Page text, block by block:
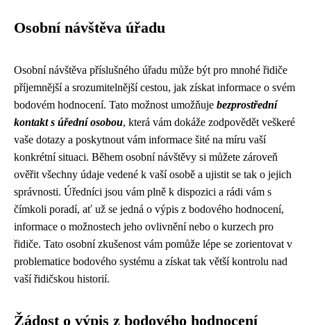
Osobní návštěva úřadu
Osobní návštěva příslušného úřadu může být pro mnohé řidiče
příjemnější a srozumitelnější cestou, jak získat informace o svém
bodovém hodnocení. Tato možnost umožňuje bezprostřední
kontakt s úřední osobou, která vám dokáže zodpovědět veškeré
vaše dotazy a poskytnout vám informace šité na míru vaší
konkrétní situaci. Během osobní návštěvy si můžete zároveň
ověřit všechny údaje vedené k vaší osobě a ujistit se tak o jejich
správnosti. Úředníci jsou vám plně k dispozici a rádi vám s
čímkoli poradí, ať už se jedná o výpis z bodového hodnocení,
informace o možnostech jeho ovlivnění nebo o kurzech pro
řidiče. Tato osobní zkušenost vám pomůže lépe se zorientovat v
problematice bodového systému a získat tak větší kontrolu nad
vaší řidičskou historií.
Žádost o výpis z bodového hodnocení